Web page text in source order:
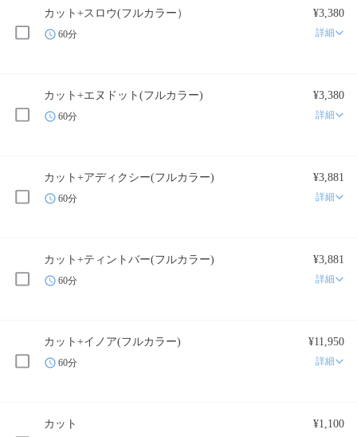
カット+スロウ(フルカラー） ¥3,380
60分 詳細
カット+エヌドット(フルカラー) ¥3,380
60分 詳細
カット+アディクシー(フルカラー) ¥3,881
60分 詳細
カット+ティントバー(フルカラー) ¥3,881
60分 詳細
カット+イノア(フルカラー) ¥11,950
60分 詳細
カット ¥1,100